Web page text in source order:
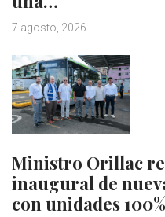
7 agosto, 2026
Ministro Orillac
inaugural de
con unidades